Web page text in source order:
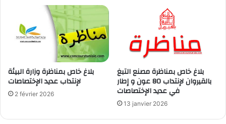
بلاغ خاص بمناظرة وزارة البيئة
لإنتداب عديد الإختصاصات
2 février 2026
بلاغ خاص بمناظرة مصنع التبغ
بالقيروان لإنتداب 80 عون و إطار
في عديد الإختصاصات
13 janvier 2026